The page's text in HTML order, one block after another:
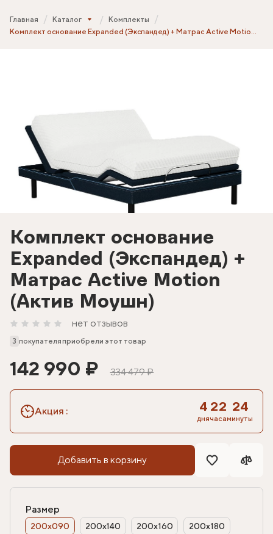
Главная Каталог
Комплекты
Комплект основание Expanded (Экспандед) + Матрас Active Motion (Актив Моушн)
Комплект основание
Expanded (Экспандед) +
Матрас Active Motion
(Актив Моушн)
нет отзывов
3 покупателя приобрели этот товар
142 990 ₽ 334 479 ₽
Акция : 4
дня
22
часа
24
минуты
Добавить в корзину
Размер
200х090 200х140 200х160 200х180